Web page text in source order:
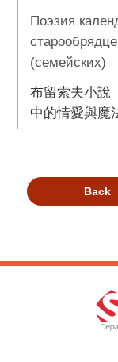
Поэзия
(семейских)
布留索夫小說
中的情愛與魔
Back